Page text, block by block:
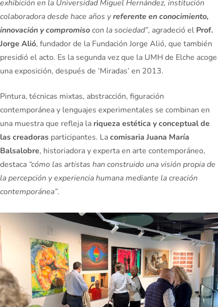
exhibición en la Universidad Miguel Hernández, institución
colaboradora desde hace años yreferente en conocimiento,
innovación y compromisocon la sociedad”, agradeció el Prof.
Jorge Alió, fundador de la Fundación Jorge Alió, que también
presidió el acto. Es la segunda vez que la UMH de Elche acoge
una exposición, después de ‘Miradas’ en 2013.
Pintura, técnicas mixtas, abstracción, figuración
contemporánea y lenguajes experimentales se combinan en
una muestra que refleja la riqueza estética y conceptual de
las creadoras participantes. Lacomisaria Juana María
Balsalobre, historiadora y experta en arte contemporáneo,
destaca “cómo las artistas han construido una visión propia de
la percepción y experiencia humana mediante la creación
contemporánea”.